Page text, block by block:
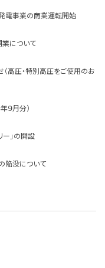
発電事業の商業運転開始
業について
高圧・特別高圧をご使用のお
９月分）
」の開設
陥没について